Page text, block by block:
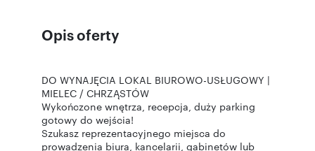
Opis oferty
DO WYNAJĘCIA LOKAL BIUROWO-USŁUGOWY |
MIELEC / CHRZĄSTÓW
Wykończone wnętrza, recepcja, duży parking
gotowy do wejścia!
Szukasz reprezentacyjnego miejsca do
prowadzenia biura, kancelarii, gabinetów lub